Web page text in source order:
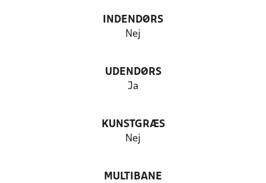
INDENDØRS
Nej
UDENDØRS
Ja
KUNSTGRÆS
Nej
MULTIBANE